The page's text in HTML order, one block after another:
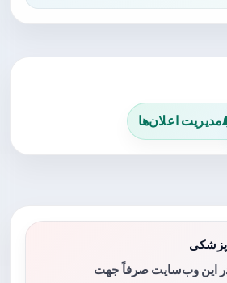
مدیریت اعلان‌ها
این وب‌سایت صرفاً جهت